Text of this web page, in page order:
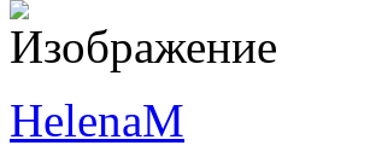
HelenaM